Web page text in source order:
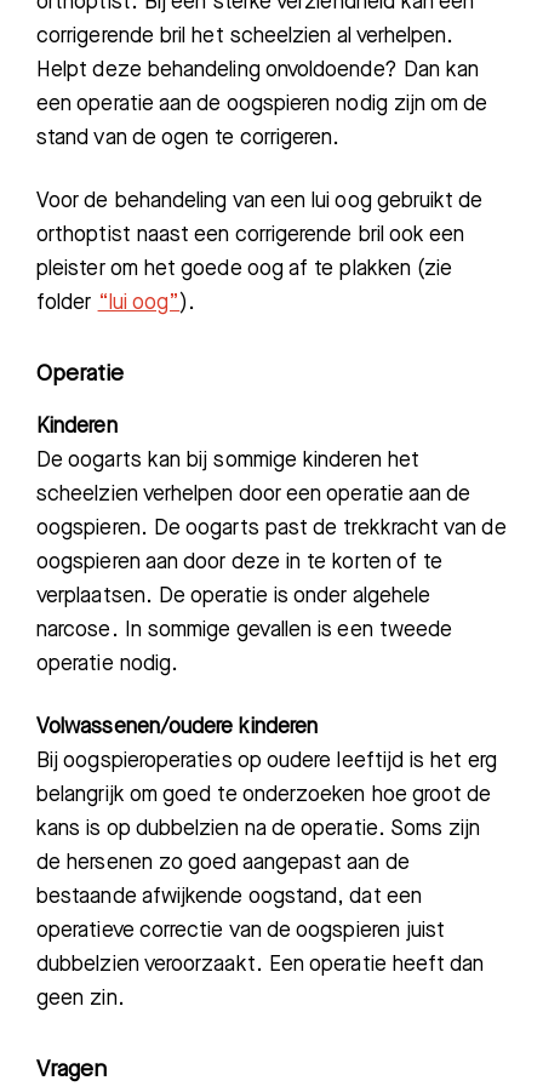
Zoeken
Meest gezocht:
Afspraak maken
corrigerende bril het scheelzien al verhelpen.
Helpt deze behandeling onvoldoende? Dan kan
een operatie aan de oogspieren nodig zijn om de
stand van de ogen te corrigeren.
Voor de behandeling van een lui oog gebruikt de
orthoptist naast een corrigerende bril ook een
pleister om het goede oog af te plakken (zie
folder “lui oog”).
Operatie
Kinderen
De oogarts kan bij sommige kinderen het
scheelzien verhelpen door een operatie aan de
oogspieren. De oogarts past de trekkracht van de
oogspieren aan door deze in te korten of te
verplaatsen. De operatie is onder algehele
narcose. In sommige gevallen is een tweede
operatie nodig.
Volwassenen/oudere kinderen
Bij oogspieroperaties op oudere leeftijd is het erg
belangrijk om goed te onderzoeken hoe groot de
kans is op dubbelzien na de operatie. Soms zijn
de hersenen zo goed aangepast aan de
bestaande afwijkende oogstand, dat een
operatieve correctie van de oogspieren juist
dubbelzien veroorzaakt. Een operatie heeft dan
geen zin.
Vragen